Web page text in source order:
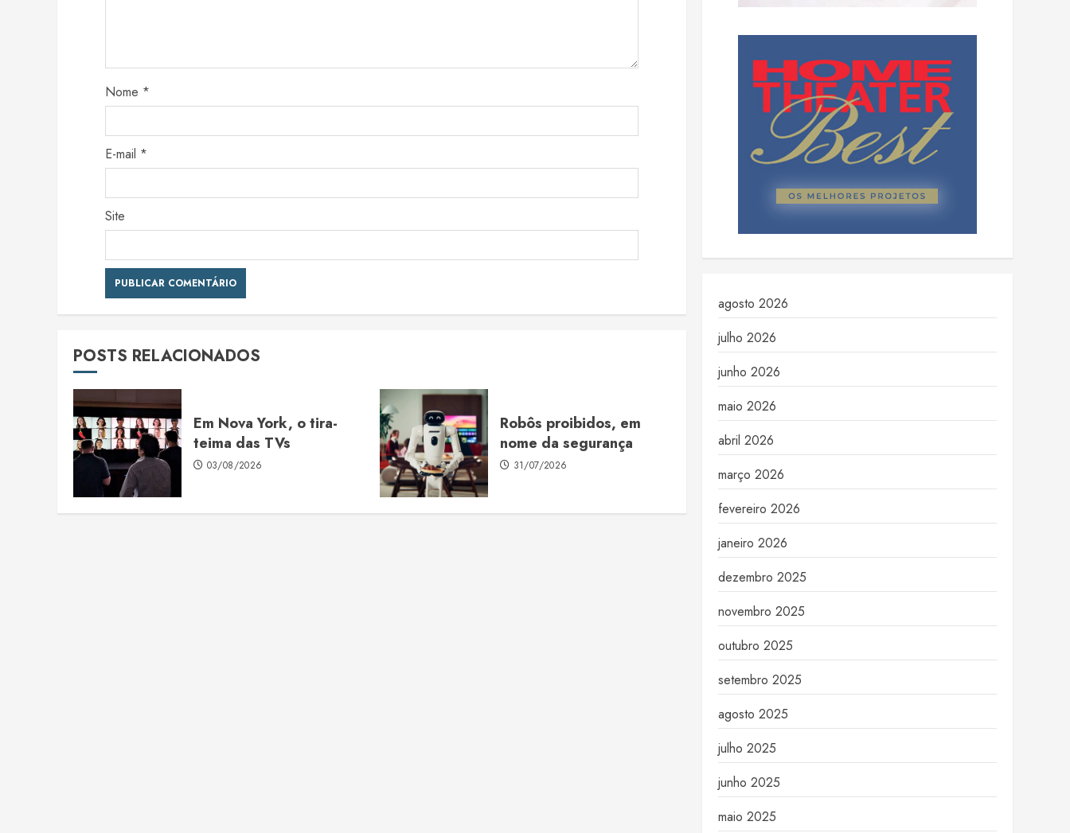
Nome *
E-mail *
Site
POSTS RELACIONADOS
Em Nova York, o tira-
teima das TVs
03/08/2026
Robôs proibidos, em
nome da segurança
31/07/2026
agosto 2026
julho 2026
junho 2026
maio 2026
abril 2026
março 2026
fevereiro 2026
janeiro 2026
dezembro 2025
novembro 2025
outubro 2025
setembro 2025
agosto 2025
julho 2025
junho 2025
maio 2025